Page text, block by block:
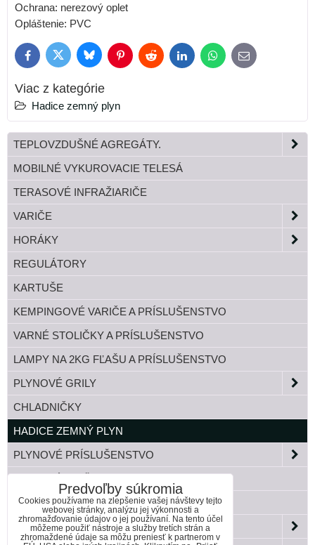
Ochrana: nerezový oplet
Opláštenie: PVC
FacebookTwitter BlueskyPinterestReddit LinkedInWhatsApp
E-
mail
Viac z kategórie
Hadice zemný plyn
TEPLOVZDUŠNÉ AGREGÁTY.
MOBILNÉ VYKUROVACIE TELESÁ
TERASOVÉ INFRAŽIARIČE
VARIČE
HORÁKY
REGULÁTORY
KARTUŠE
KEMPINGOVÉ VARIČE A PRÍSLUŠENSTVO
VARNÉ STOLIČKY A PRÍSLUŠENSTVO
LAMPY NA 2KG FĽAŠU A PRÍSLUŠENSTVO
PLYNOVÉ GRILY
CHLADNIČKY
HADICE ZEMNÝ PLYN
PLYNOVÉ PRÍSLUŠENSTVO
BANDASKY
ZÁHRADA
Predvoľby súkromia
Cookies používame na zlepšenie vašej návštevy tejto
webovej stránky, analýzu jej výkonnosti a
zhromažďovanie údajov o jej používaní. Na tento účel
môžeme použiť nástroje a služby tretích strán a
zhromaždené údaje sa môžu preniesť k partnerom v